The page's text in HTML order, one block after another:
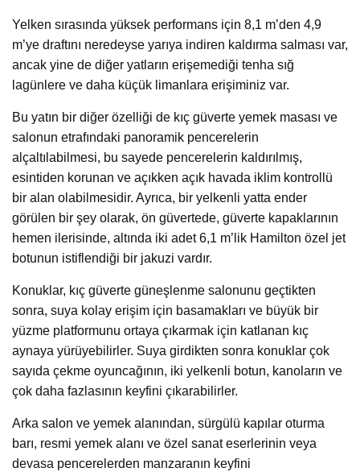
Yelken sırasında yüksek performans için 8,1 m’den 4,9
m’ye draftını neredeyse yarıya indiren kaldırma salması var,
ancak yine de diğer yatların erişemediği tenha sığ
lagünlere ve daha küçük limanlara erişiminiz var.
Bu yatın bir diğer özelliği de kıç güverte yemek masası ve
salonun etrafındaki panoramik pencerelerin
alçaltılabilmesi, bu sayede pencerelerin kaldırılmış,
esintiden korunan ve açıkken açık havada iklim kontrollü
bir alan olabilmesidir. Ayrıca, bir yelkenli yatta ender
görülen bir şey olarak, ön güvertede, güverte kapaklarının
hemen ilerisinde, altında iki adet 6,1 m’lik Hamilton özel jet
botunun istiflendiği bir jakuzi vardır.
Konuklar, kıç güverte güneşlenme salonunu geçtikten
sonra, suya kolay erişim için basamakları ve büyük bir
yüzme platformunu ortaya çıkarmak için katlanan kıç
aynaya yürüyebilirler. Suya girdikten sonra konuklar çok
sayıda çekme oyuncağının, iki yelkenli botun, kanoların ve
çok daha fazlasının keyfini çıkarabilirler.
Arka salon ve yemek alanından, sürgülü kapılar oturma
barı, resmi yemek alanı ve özel sanat eserlerinin veya
devasa pencerelerden manzaranın keyfini